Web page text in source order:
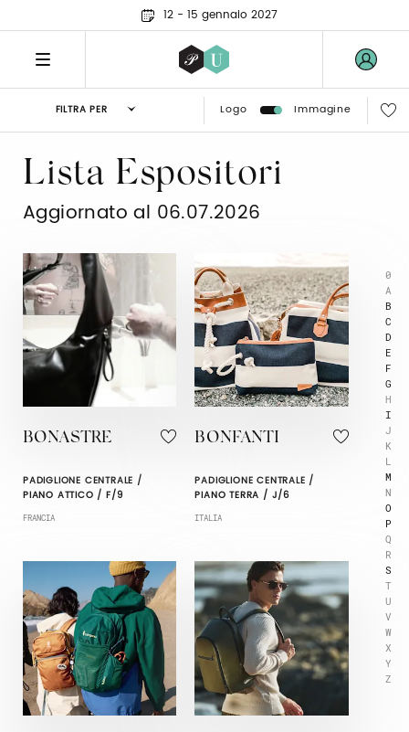
12 - 15 gennaio 2027
FILTRA PER Logo Immagine
0
A
B
C
D
E
F
G
H
I
J
K
L
M
N
O
P
Q
R
S
T
U
V
W
X
Y
Z
Lista Espositori
Aggiornato al 06.07.2026
BONASTRE
PADIGLIONE CENTRALE /
PIANO ATTICO / F/9
FRANCIA
BONFANTI
PADIGLIONE CENTRALE /
PIANO TERRA / J/6
ITALIA